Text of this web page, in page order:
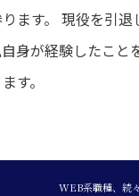
ます。 現役を引退
身が経験したこと
す。
WEB系職種、続